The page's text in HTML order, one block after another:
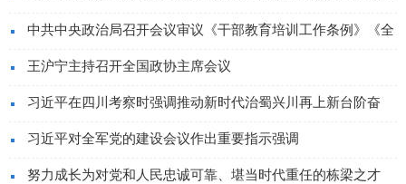
中共中央政治局召开会议审议《干部教育培训工作条例》《全
王沪宁主持召开全国政协主席会议
习近平在四川考察时强调推动新时代治蜀兴川再上新台阶奋
习近平对全军党的建设会议作出重要指示强调
努力成长为对党和人民忠诚可靠、堪当时代重任的栋梁之才